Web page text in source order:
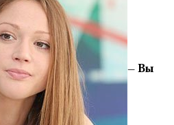
– Вы